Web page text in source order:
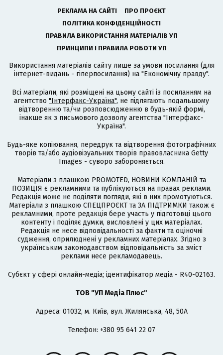
РЕКЛАМА НА САЙТІ
ПРО ПРОЄКТ
ПОЛІТИКА КОНФІДЕНЦІЙНОСТІ
ПРАВИЛА ВИКОРИСТАННЯ МАТЕРІАЛІВ УП
ПРИНЦИПИ І ПРАВИЛА РОБОТИ УП
Використання матеріалів сайту лише за умови посилання (для
інтернет-видань - гіперпосилання) на "Економічну правду".
Всі матеріали, які розміщені на цьому сайті із посиланням на
агентство "Інтерфакс-Україна", не підлягають подальшому
відтворенню та/чи розповсюдженню в будь-якій формі,
інакше як з письмового дозволу агентства "Інтерфакс-
Україна".
Будь-яке копіювання, передрук та відтворення фотографічних
творів та/або аудіовізуальних творів правовласника Getty
Images - суворо забороняється.
Матеріали з плашкою PROMOTED, НОВИНИ КОМПАНІЙ та
ПОЗИЦІЯ є рекламними та публікуються на правах реклами.
Редакція може не поділяти погляди, які в них промотуються.
Матеріали з плашкою СПЕЦПРОЄКТ та ЗА ПІДТРИМКИ також є
рекламними, проте редакція бере участь у підготовці цього
контенту і поділяє думки, висловлені у цих матеріалах.
Редакція не несе відповідальності за факти та оціночні
судження, оприлюднені у рекламних матеріалах. Згідно з
українським законодавством відповідальність за зміст
реклами несе рекламодавець.
Cубєкт у сфері онлайн-медіа; ідентифікатор медіа - R40-02163.
ТОВ "УП Медіа Плюс"
Адреса: 01032, м. Київ, вул. Жилянська, 48, 50А
Телефон: +380 95 641 22 07